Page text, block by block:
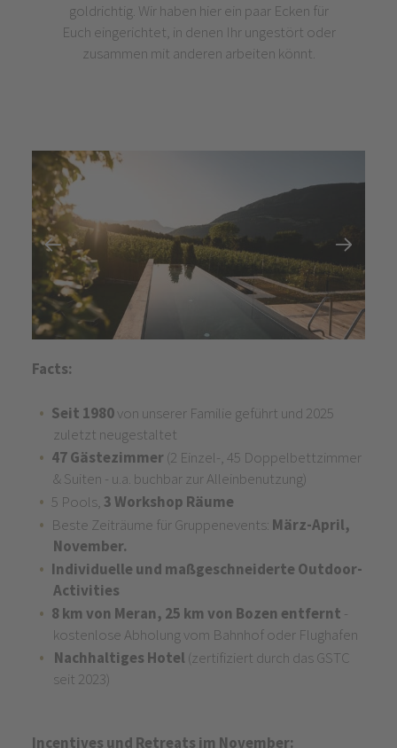
goldrichtig. Wir haben hier ein paar Ecken für
Euch eingerichtet, in denen Ihr ungestört oder
zusammen mit anderen arbeiten könnt.
Facts:
Seit 1980von unserer Familie geführt und 2025
zuletzt neugestaltet
47 Gästezimmer(2 Einzel-, 45 Doppelbettzimmer
& Suiten - u.a. buchbar zur Alleinbenutzung)
5 Pools, 3 Workshop Räume
Beste Zeiträume für Gruppenevents: März-April,
November.
Individuelle und maßgeschneiderte Outdoor-
Activities
8 km von Meran, 25 km von Bozen entfernt -
kostenlose Abholung vom Bahnhof oder Flughafen
Nachhaltiges Hotel (zertifiziert durch das GSTC
seit 2023)
Incentives und Retreats im November: